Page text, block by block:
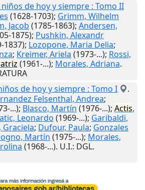
de hoy y siempre : Tomo II
(1628-1703); Grimm, Wilhelm
Jacob (1785-1863); Andersen,
1875); Pushkin, Alexandr
1837); Lozopone, Maria Delia;
; Kreimer, Ariela (1973-...); Rossi,
(1961-...); Morales, Adriana.
de hoy y siempre : Tomo I
.
Felsenthal, Andrea;
...); Blasco, Martín (1976-...); Actis,
Leonardo (1969-...); Garibaldi,
Graciela; Dufour, Paula; Gonzales
Martín (1975-...); Morales,
(1968-...). U.I.: DGL.